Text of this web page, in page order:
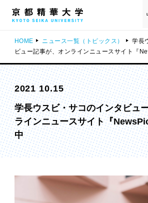
HOME ニュース一覧（トピックス）
学長
ビュー記事が、オンラインニュースサイト『
2021 10.15
学長ウスビ・サコのインタビュ
ラインニュースサイト『
中